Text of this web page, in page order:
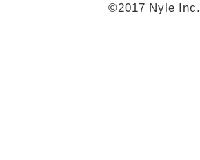
©2017 Nyle Inc.